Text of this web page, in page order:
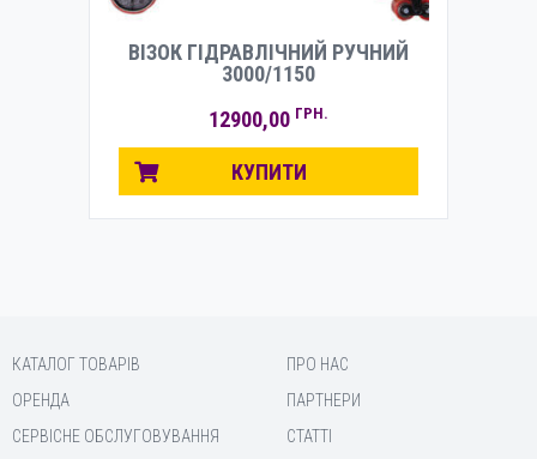
ВІЗОК ГІДРАВЛІЧНИЙ РУЧНИЙ
3000/1150
12900,00 ГРН.
КУПИТИ
КАТАЛОГ ТОВАРІВ
ОРЕНДА
СЕРВІСНЕ ОБСЛУГОВУВАННЯ
ПРО НАС
ПАРТНЕРИ
СТАТТІ